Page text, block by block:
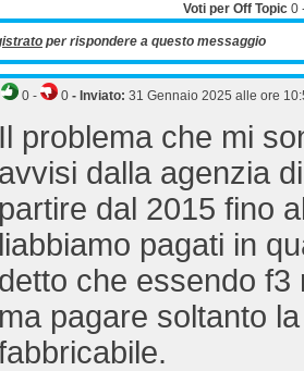
Voti per Off Topic 0
per rispondere a questo messaggio
0 - 0 - Inviato: 31 Gennaio 2025 alle ore
Il problema che mi
avvisi dalla agenzia
partire dal 2015 fino
liabbiamo pagati in
detto che essendo f3
ma pagare soltanto